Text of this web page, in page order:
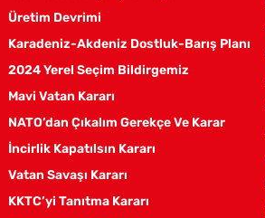
Üretim Devrimi
Karadeniz-Akdeniz Dostluk-Barış Planı
2024 Yerel Seçim Bildirgemiz
Mavi Vatan Kararı
NATO’dan Çıkalım Gerekçe Ve Karar
İncirlik Kapatılsın Kararı
Vatan Savaşı Kararı
KKTC’yi Tanıtma Kararı